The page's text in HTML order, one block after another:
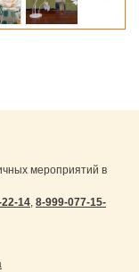
мероприятий в
14, 8-999-077-15-